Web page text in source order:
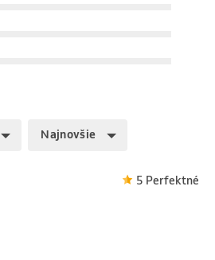
Najnovšie
5 Perfektné